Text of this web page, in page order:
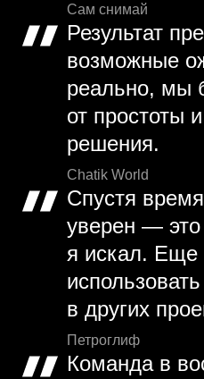
Сам снимай
Результат
возможные
реально, мы
от простоты
решения.
Chatik World
Спустя
уверен —
я искал. Еще
в других
Петроглиф
Команда в